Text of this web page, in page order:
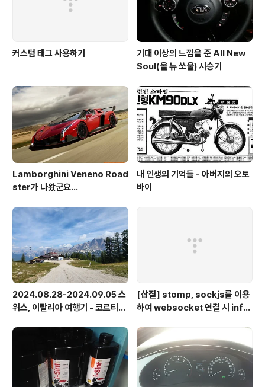
커스텀 태그 사용하기
기대 이상의 느낌을 준 All New
Soul(올 뉴 쏘울) 시승기
Lamborghini Veneno Road
ster가 나왔군요...
내 인생의 기억들 - 아버지의 오토
바이
2024.08.28-2024.09.05 스
위스, 이탈리아 여행기 - 코르티나
스
[삽질] stomp, sockjs를 이용
하여 websocket 연결 시 info